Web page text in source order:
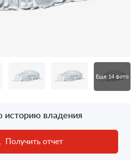
Еще 14 фото
историю владения
Получить отчет